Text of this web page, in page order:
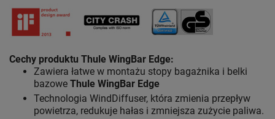
Cechy produktu Thule WingBar Edge:
Zawiera łatwe w montażu stopy bagażnika i belki
bazowe Thule WingBar Edge
Technologia WindDiffuser, która zmienia przepływ
powietrza, redukuje hałas i zmniejsza zużycie paliwa.